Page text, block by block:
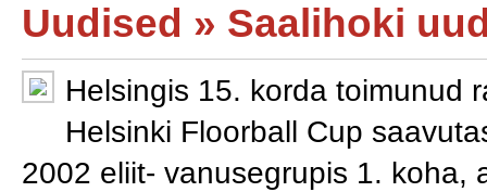
Uudised » Saalihoki
Helsingis 15. korda toimunud
Helsinki Floorball Cup
2002 eliit- vanusegrupis 1. koha,